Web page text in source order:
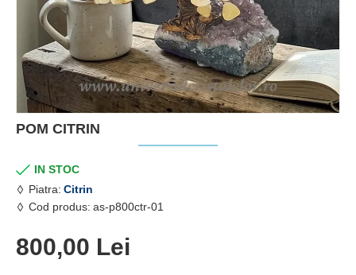
POM CITRIN
IN STOC
Piatra: Citrin
Cod produs: as-p800ctr-01
800,00 Lei